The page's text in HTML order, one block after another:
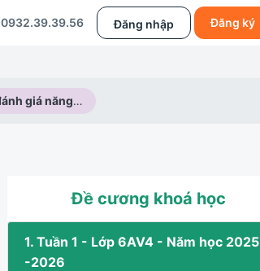
0932.39.39.56 Đăng nhập Đăng ký
Kiểm tra đánh giá năng lực 60 phút
Đề cương khoá học
1. Tuần 1 - Lớp 6AV4 - Năm học 2025
-2026